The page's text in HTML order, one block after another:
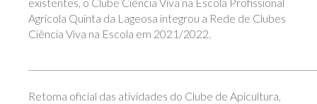
Agrícola Quinta da Lageosa integrou a Rede de Clubes
Ciência Viva na Escola em 2021/2022.
Retoma oficial das atividades do Clube de Apicultura,